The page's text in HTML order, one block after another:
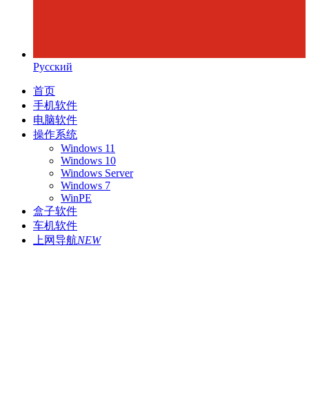
Русский
首页
手机软件
电脑软件
操作系统
Windows 11
Windows 10
Windows Server
Windows 7
WinPE
盒子软件
车机软件
上网导航NEW